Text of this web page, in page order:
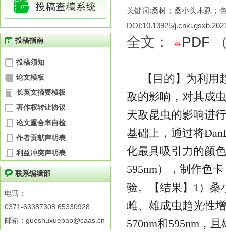
投稿指南
投稿须知
论文模板
长英文摘要模板
著作权转让协议
论文重合率自检
作者贡献声明表
利益冲突声明表
联系编辑部
电话：
0371-63387308 65330928
邮箱：guoshuxuebao@caas.cn
关键词:桑树；桑小头木虱；
DOI:10.13925/
全文： PDF
【目的】 为利用
敌的影响，对其成
天敌昆虫的影响进
基础上，通过将
化最具吸引力的颜
595nm），制作色
验。
【结果】 1）桑
雌、雄成虫趋光性
570nm和595nm ，